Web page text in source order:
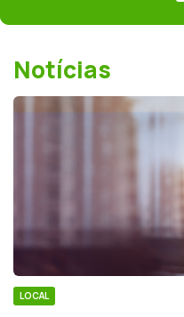
Notícias
LOCAL